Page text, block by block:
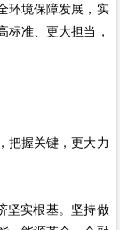
环境保障发展，实
标准、更大担当，
握关键，更大力
实根基。坚持做